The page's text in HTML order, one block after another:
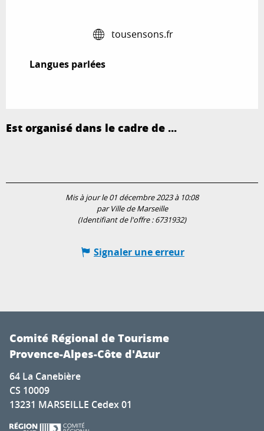
tousensons.fr
Langues parlées
Langues parlées
Est organisé dans le cadre de ...
Mis à jour le 01 décembre 2023 à 10:08
par Ville de Marseille
(Identifiant de l'offre :6731932)
Signaler une erreur
Comité Régional de Tourisme
Provence-Alpes-Côte d'Azur
64 La Canebière
CS 10009
13231 MARSEILLE Cedex 01